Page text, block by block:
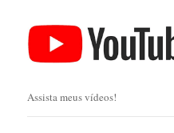
Assista meus vídeos!